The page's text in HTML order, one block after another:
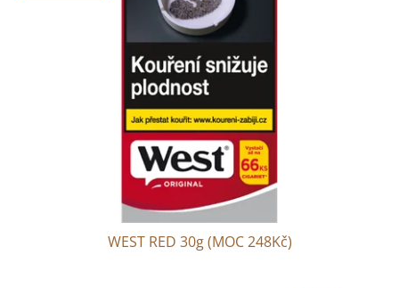
WEST RED 30g (MOC 248Kč)